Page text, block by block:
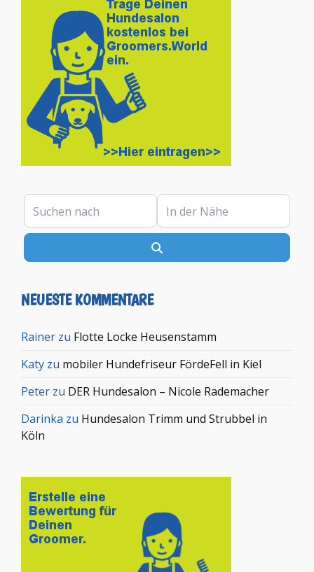
Suchen nach In der Nähe
NEUESTE KOMMENTARE
Rainer zu Flotte Locke Heusenstamm
Katy zu mobiler Hundefriseur FördeFell in Kiel
Peter zu DER Hundesalon – Nicole Rademacher
Darinka zu Hundesalon Trimm und Strubbel in
Köln